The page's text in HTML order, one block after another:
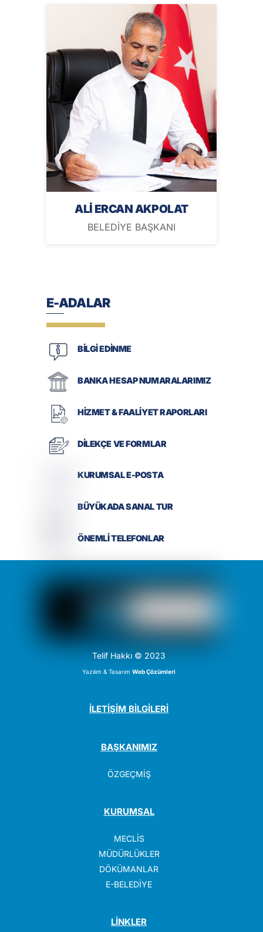
ALİ ERCAN AKPOLAT
BELEDİYE BAŞKANI
E-ADALAR
BİLGİ EDİNME
BANKA HESAP NUMARALARIMIZ
HİZMET & FAALİYET RAPORLARI
DİLEKÇE VE FORMLAR
KURUMSAL E-POSTA
BÜYÜKADA SANAL TUR
ÖNEMLİ TELEFONLAR
Telif Hakkı © 2023
Yazılım & TasarımWeb Çözümleri
İLETİŞİM BİLGİLERİ
BAŞKANIMIZ
ÖZGEÇMİŞ
KURUMSAL
MECLİS
MÜDÜRLÜKLER
DÖKÜMANLAR
E-BELEDİYE
LİNKLER